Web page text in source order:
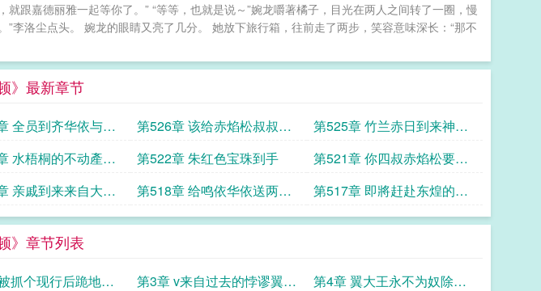
跟嘉德丽雅一起等你了。” “等等，也就是说～”婉龙嚼著橘子，目光在两人之间转了一圈，慢
”李洛尘点头。 婉龙的眼睛又亮了几分。 她放下旅行箱，往前走了两步，笑容意味深长：“那不
》最新章节
全员到齐华依与鸣
第526章 该给赤焰松叔叔一
点小礼物了
第525章 竹兰赤日到来神奥
联盟的馆主有难咯
水梧桐的不动產突
下
第522章 朱红色宝珠到手
第521章 你四叔赤焰松要狠
狠爆金幣
亲戚到来来自大吾
第518章 给鸣依华依送两张
票去
第517章 即將赶赴东煌的竹
兰姐
》章节列表
抓个现行后跪地求
第3章 v来自过去的悖谬翼大
第4章 翼大王永不为奴除非